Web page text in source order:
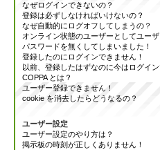
なぜログインできないの？
登録は必ずしなければいけないの？
なぜ自動的にログオフしてしまうの？
オンライン状態のユーザーとしてユー
パスワードを無くしてしまいました！
登録したのにログインできません！
以前、登録したはずなのに今はログイン
COPPA とは？
ユーザー登録できません！
cookie を消去したらどうなるの？
ユーザー設定
ユーザー設定のやり方は？
掲示板の時刻が正しくありません！